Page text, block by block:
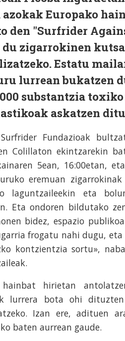
Europako
den "Surfrider
du zigarrokinen
Estatu
lurrean bukatzen
substantzia
askatzen
Fundazioak
Colillaton ekintzarekin
5ean, 16:00etan,
eremuan
laguntzaileekin eta
Eta ondoren bildutako
bidez, espazio
frogatu nahi dugu,
kontzientzia sortu»,
hainbat hirietan
lurrera bota ohi
Izan ere, adituen
baten aurrean gaude.